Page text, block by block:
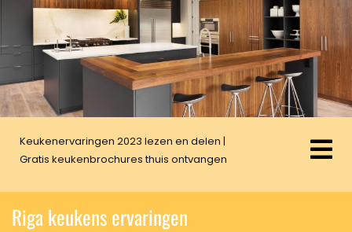
content
Keukenervaringen 2023 lezen en delen |
Gratis keukenbrochures thuis ontvangen
Riga keukens ervaringen